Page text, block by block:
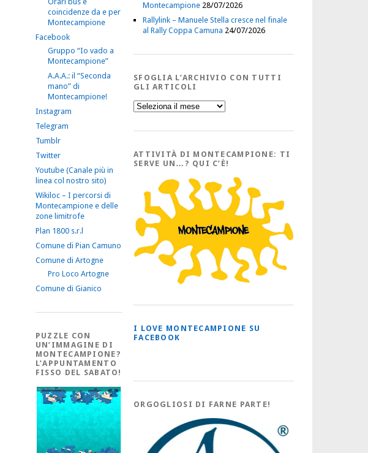
coincidenze da e per
Montecampione
Facebook
Gruppo “Io vado a
Montecampione”
A.A.A.: il “Seconda
mano” di
Montecampione!
Instagram
Telegram
Tumblr
Twitter
Youtube (Canale più in
linea col nostro sito)
Wikiloc – I percorsi di
Montecampione e delle
zone limitrofe
Plan 1800 s.r.l
Comune di Pian Camuno
Comune di Artogne
Pro Loco Artogne
Comune di Gianico
PUZZLE CON
UN’IMMAGINE DI
MONTECAMPIONE?
L’APPUNTAMENTO
FISSO DEL SABATO!
Montecampione 28/07/2026
Rallylink – Manuele Stella cresce nel finale
al Rally Coppa Camuna 24/07/2026
SFOGLIA L’ARCHIVIO CON TUTTI
GLI ARTICOLI
Sfoglia
l’Archivio
tutti
Articoli
ATTIVITÀ DI MONTECAMPIONE: TI
SERVE UN…? QUI C’È!
I LOVE MONTECAMPIONE SU
FACEBOOK
ORGOGLIOSI DI FARNE PARTE!